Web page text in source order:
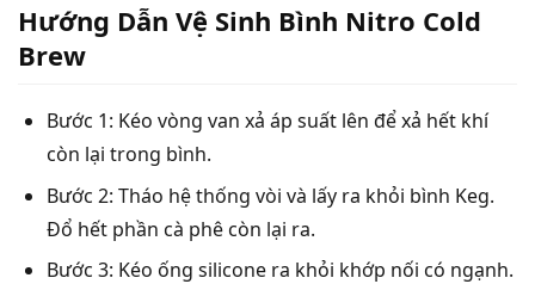
Hướng Dẫn Vệ Sinh Bình Nitro Cold
Brew
Bước 1: Kéo vòng van xả áp suất lên để xả hết khí
còn lại trong bình.
Bước 2: Tháo hệ thống vòi và lấy ra khỏi bình Keg.
Đổ hết phần cà phê còn lại ra.
Bước 3: Kéo ống silicone ra khỏi khớp nối có ngạnh.